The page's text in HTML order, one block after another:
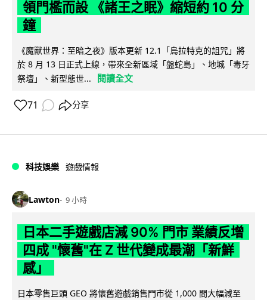
領門檻而設 《諸王之眠》縮短約 10 分
鐘
《魔獸世界：至暗之夜》版本更新 12.1「烏拉特克的詛咒」將
於 8 月 13 日正式上線，帶來全新區域「盤蛇島」、地城「毒牙
祭壇」、新型態世...
閱讀全文
71 分享
科技娛樂 遊戲情報
Lawton 9 小時
日本二手遊戲店減 90% 門市 業績反增
四成 "懷舊"在 Z 世代變成最潮「新鮮
感」
日本零售巨頭 GEO 將懷舊遊戲銷售門市從 1,000 間大幅減至